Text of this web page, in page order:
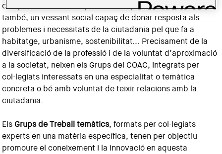
d’expressions, amb experteses i especialitzacions. Té,
també, un vessant social capaç de donar resposta als
problemes i necessitats de la ciutadania pel que fa a
habitatge, urbanisme, sostenibilitat... Precisament de la
diversificació de la professió i de la voluntat d’aproximació
a la societat, neixen els Grups del COAC, integrats per
col·legiats interessats en una especialitat o temàtica
concreta o bé amb voluntat de teixir relacions amb la
ciutadania.
Els Grups de Treball temàtics, formats per col·legiats
experts en una matèria específica, tenen per objectiu
promoure el coneixement i la innovació en aquesta